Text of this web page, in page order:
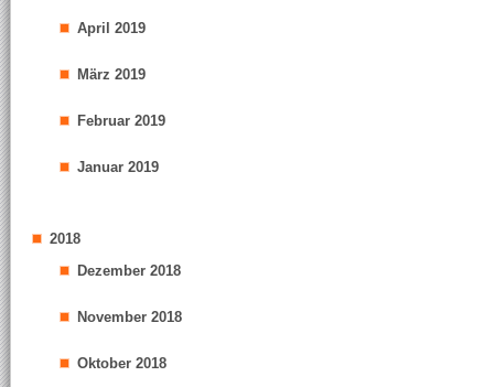
April 2019
März 2019
Februar 2019
Januar 2019
2018
Dezember 2018
November 2018
Oktober 2018